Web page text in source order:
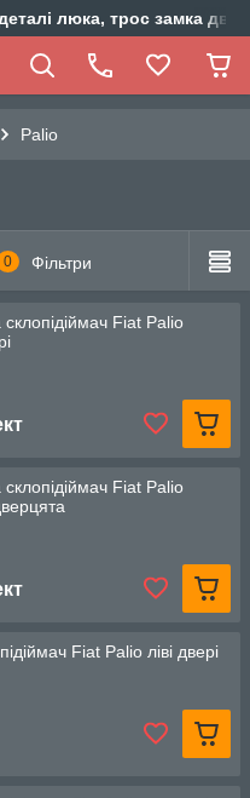
люка, трос замка
Palio
0 Фільтри
Fiat Palio
Fiat Palio
Fiat Palio ліві двері